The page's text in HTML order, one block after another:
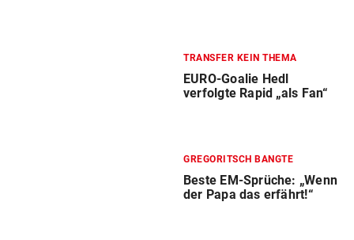
TRANSFER KEIN THEMA
EURO-Goalie Hedl
verfolgte Rapid „als Fan“
GREGORITSCH BANGTE
Beste EM-Sprüche: „Wenn
der Papa das erfährt!“